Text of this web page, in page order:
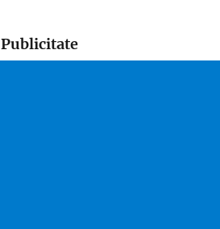
Publicitate